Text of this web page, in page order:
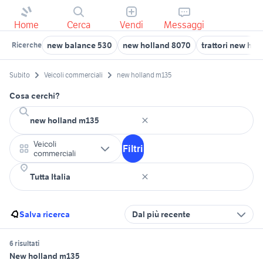
Home Cerca Vendi Messaggi
Ricerche new balance 530 new holland 8070 trattori new
Subito Veicoli commerciali new holland m135
Cosa cerchi?
Veicoli
commerciali
Filtri
Salva ricerca Dal più recente
6 risultati
New holland m135